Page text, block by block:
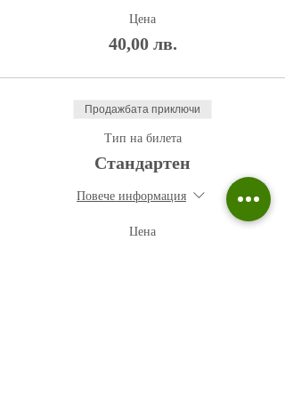
Цена
40,00 лв.
Продажбата приключи
Тип на билета
Стандартен
Повече информация
Цена